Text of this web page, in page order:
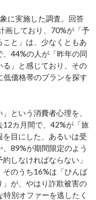
に実施した調査。回答
画しており、70%が「予
と」は、少なくともあ
、44%の人が「昨年の同
」と感じており、その
価格帯のプランを探す
という消費者心理を、
12カ月間で、42%が「旅
目にした、あるいは受
89%が期間限定のよう
しなければならない」
そのうち16%は「ひんぱ
」が、やはり詐欺被害の
別オファーを逃したく